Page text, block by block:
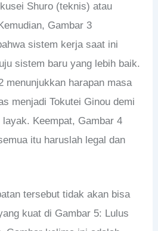
Shuro (teknis) atau
Gambar 3
sistem kerja saat ini
sistem baru yang lebih baik.
menunjukkan harapan masa
menjadi Tokutei Ginou demi
Keempat, Gambar 4
itu haruslah legal dan
tersebut tidak akan bisa
kuat di Gambar 5: Lulus